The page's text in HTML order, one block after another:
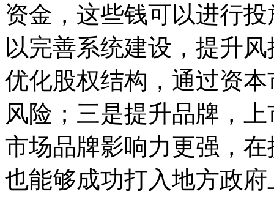
资金，这些钱可以进行
以完善系统建设，提升
优化股权结构，通过资
风险；三是提升品牌，
市场品牌影响力更强，
也能够成功打入地方政